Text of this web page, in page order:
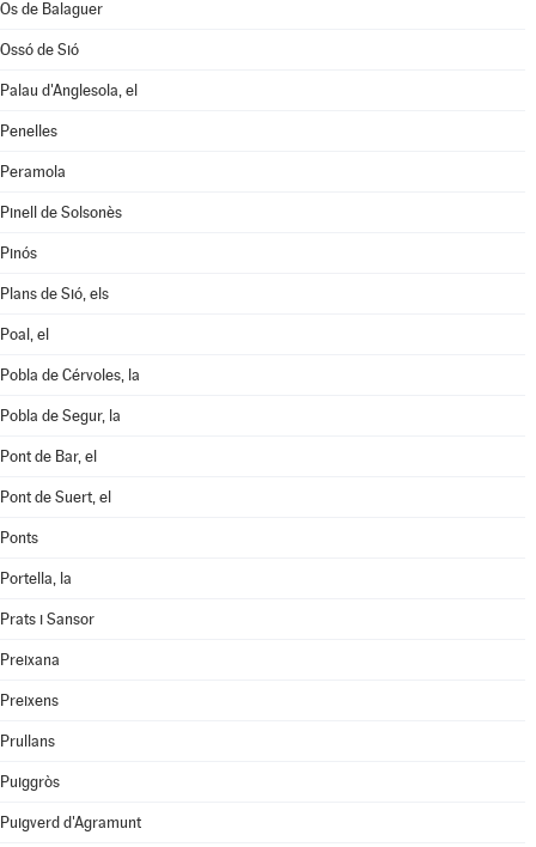
Os de Balaguer
Ossó de Sió
Palau d'Anglesola, el
Penelles
Peramola
Pinell de Solsonès
Pinós
Plans de Sió, els
Poal, el
Pobla de Cérvoles, la
Pobla de Segur, la
Pont de Bar, el
Pont de Suert, el
Ponts
Portella, la
Prats i Sansor
Preixana
Preixens
Prullans
Puiggròs
Puigverd d'Agramunt